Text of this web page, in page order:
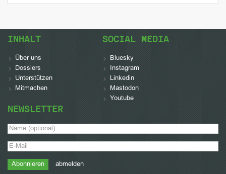
INHALT
Über uns
Dossiers
Unterstützen
Mitmachen
SOCIAL MEDIA
Bluesky
Instagram
Linkedin
Mastodon
Youtube
NEWSLETTER
abmelden